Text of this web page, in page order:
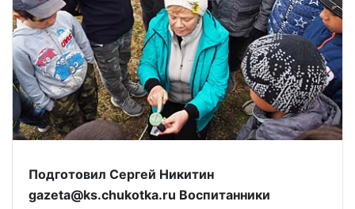
Подготовил Сергей Никитин
gazeta@ks.chukotka.ru Воспитанники